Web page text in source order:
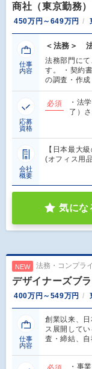
商社（東京勤務）
450万円～649万円
仕事
内容
＜法務＞
法務部門に
す。 ・契約
の調査・作
応募
資格
必須
・法
了）
会社
概要
【日本最大
(オフィス用
気にな
NEW 法務・コンプラ
デザイナーズブ
400万円～549万円
仕事
内容
創業以来、
ス展開して
査・締結、自
・事